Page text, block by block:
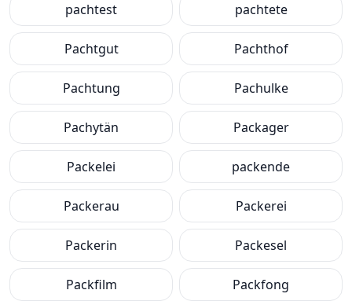
pachtest pachtete
Pachtgut Pachthof
Pachtung Pachulke
Pachytän Packager
Packelei packende
Packerau Packerei
Packerin Packesel
Packfilm Packfong